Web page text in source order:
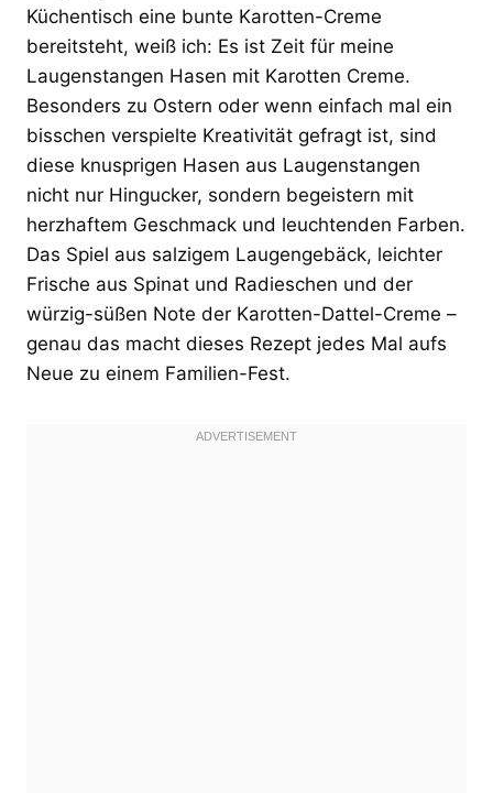
Küchentisch eine bunte Karotten-Creme
bereitsteht, weiß ich: Es ist Zeit für meine
Laugenstangen Hasen mit Karotten Creme.
Besonders zu Ostern oder wenn einfach mal ein
bisschen verspielte Kreativität gefragt ist, sind
diese knusprigen Hasen aus Laugenstangen
nicht nur Hingucker, sondern begeistern mit
herzhaftem Geschmack und leuchtenden Farben.
Das Spiel aus salzigem Laugengebäck, leichter
Frische aus Spinat und Radieschen und der
würzig-süßen Note der Karotten-Dattel-Creme –
genau das macht dieses Rezept jedes Mal aufs
Neue zu einem Familien-Fest.